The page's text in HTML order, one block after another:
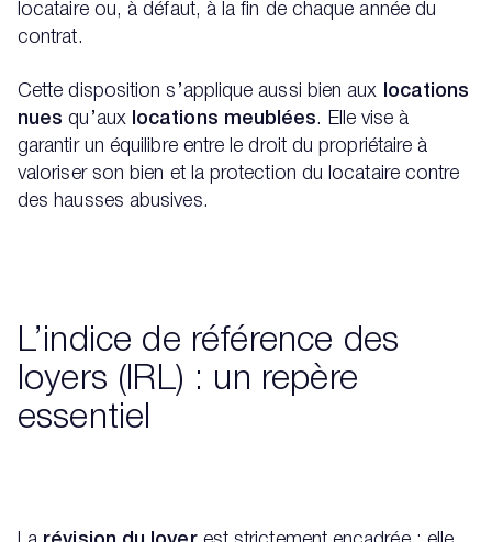
locataire ou, à défaut, à la fin de chaque année du
contrat.
Cette disposition s’applique aussi bien aux
locations
nues qu’aux locations meublées. Elle vise à
garantir un équilibre entre le droit du propriétaire à
valoriser son bien et la protection du locataire contre
des hausses abusives.
L’indice de référence des
loyers (IRL) : un repère
essentiel